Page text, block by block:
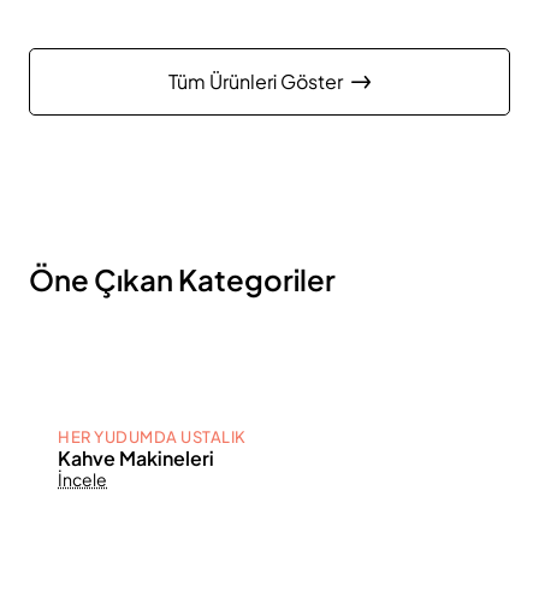
Tüm Ürünleri Göster
Öne Çıkan Kategoriler
HER YUDUMDA USTALIK
Kahve Makineleri
İncele